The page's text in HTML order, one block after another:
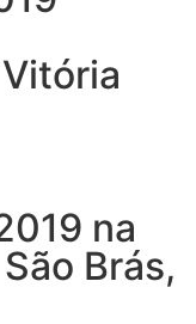
na
Brás,